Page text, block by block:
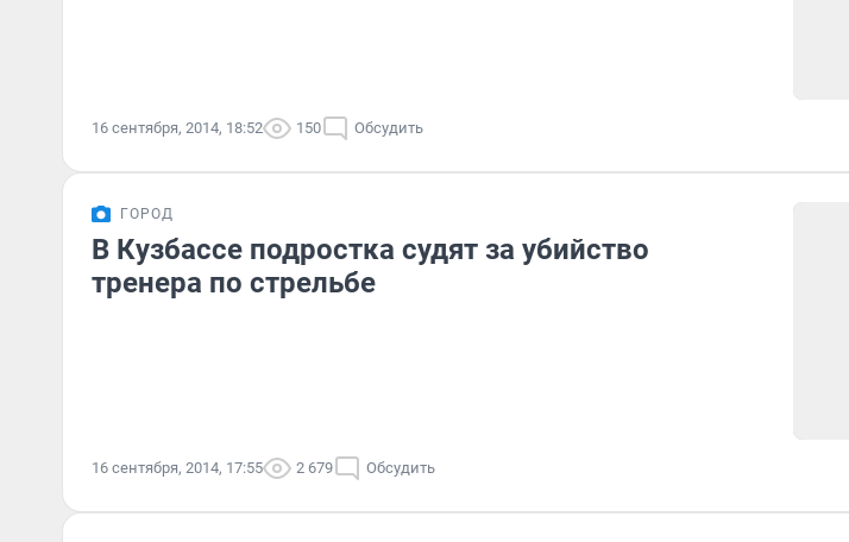
16 сентября, 2014, 18:52 150 Обсудить
ГОРОД
В Кузбассе подростка судят за убийство
тренера по стрельбе
16 сентября, 2014, 17:55 2 679 Обсудить